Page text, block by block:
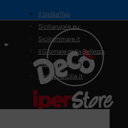
il SiciliaTivù
Siciliarurale.eu
Siciliammare.it
Il Giornale della Bellezza
Siciliamedica.it
Sanitainsicilia.it